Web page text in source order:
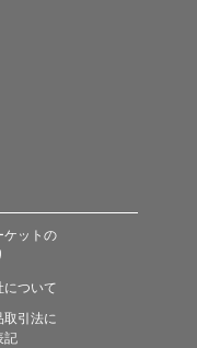
ケットの
ついて
引法に
記